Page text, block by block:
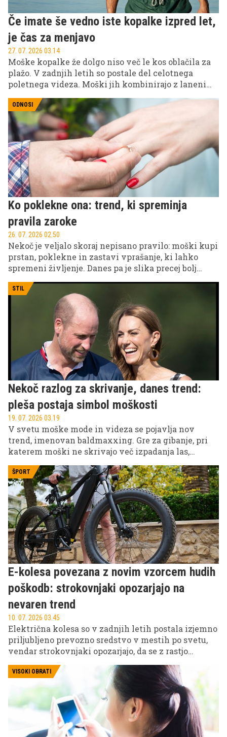
Če imate še vedno iste kopalke izpred let,
je čas za menjavo
27. 07. 2026 03.14
Moške kopalke že dolgo niso več le kos oblačila za
plažo. V zadnjih letih so postale del celotnega
poletnega videza. Moški jih kombinirajo z lanenimi
srajcami, espadrilami, natikači in sončnimi očali ter
jih nosijo od jutranje kave ob morju do večernega
koktajla.
ODNOSI
Ko poklekne ona: trend, ki spreminja
pravila zaroke
26. 07. 2026 02.50
Nekoč je veljalo skoraj nepisano pravilo: moški kupi
prstan, poklekne in zastavi vprašanje, ki lahko
spremeni življenje. Danes pa je slika precej bolj
več posnetkov, na katerih so prav ženske tiste, ki
organizirajo zaroko in zaprosijo svojega partnerja.
STIL
Nekoč razlog za skrivanje, danes trend:
pleša postaja simbol moškosti
19. 07. 2026 03.19
V svetu moške mode in videza se pojavlja nov
trend, imenovan baldmaxxing. Gre za gibanje, pri
katerem moški ne skrivajo več izpadanja las,
znanimi obrazi, ki bi lahko predstavljali ta slog, sta
tudi princ William in princ Harry.
ŠPORT
E-kolesa povezana z novim vzorcem hudih
poškodb: strokovnjaki opozarjajo na
nevaren trend
10. 07. 2026 03.45
Električna kolesa so v zadnjih letih postala izjemno
priljubljeno prevozno sredstvo v mestih po svetu,
vendar strokovnjaki opozarjajo, da se z rastjo
poškodb.
VISOKI OBRATI